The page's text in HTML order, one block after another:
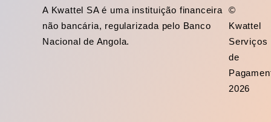
A Kwattel SA é uma instituição financeira
não bancária, regularizada pelo Banco
Nacional de Angola.
©
Kwattel
Serviços
de
2026